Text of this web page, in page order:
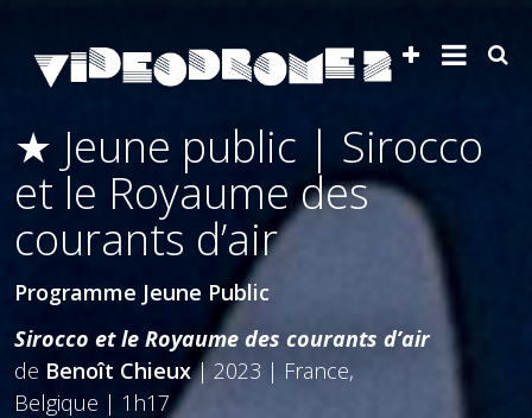
★ Jeune public | Sirocco
et le Royaume des
courants d’air
Programme Jeune Public
Sirocco et le Royaume des courants d’air
de Benoît Chieux| 2023 | France,
Belgique | 1h17